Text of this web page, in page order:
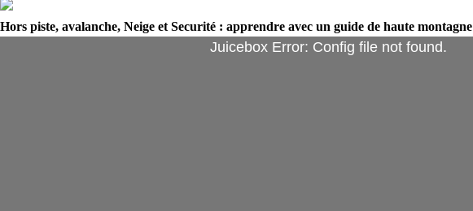
Hors piste, avalanche, Neige et Securité : apprendre avec un guide de haute montagne
Juicebox Error: Config file not found.